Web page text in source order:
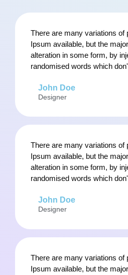
There are many variations of
Ipsum available, but the
alteration in some form, by
randomised words which
John Doe
Designer
There are many variations of
Ipsum available, but the
alteration in some form, by
randomised words which
John Doe
Designer
There are many variations of
Ipsum available, but the